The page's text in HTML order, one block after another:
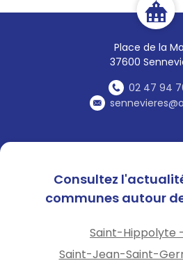
Place de la
37600
02 47 94
Consultez
communes autour
Saint-Hippolyte
Saint-Jean-Saint-